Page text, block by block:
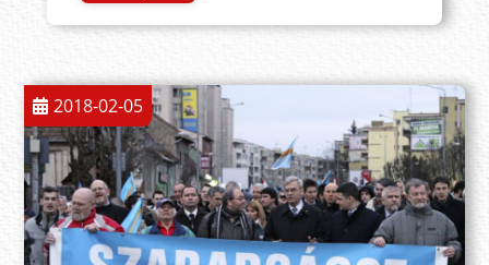
2018-02-05